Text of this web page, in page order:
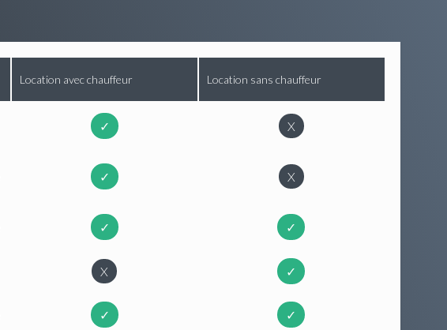
Location avec chauffeur Location sans chauffeur
✓ X
✓ X
✓ ✓
X ✓
✓ ✓